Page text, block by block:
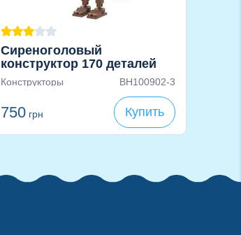
Сиреноголовый
конструктор 170 деталей
Конструкторы BH100902-3
750грн Купить